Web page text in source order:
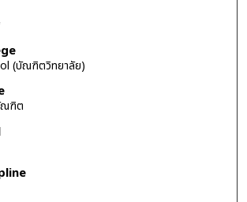
(บัณฑิตวิทยาลัย)
ณฑิต